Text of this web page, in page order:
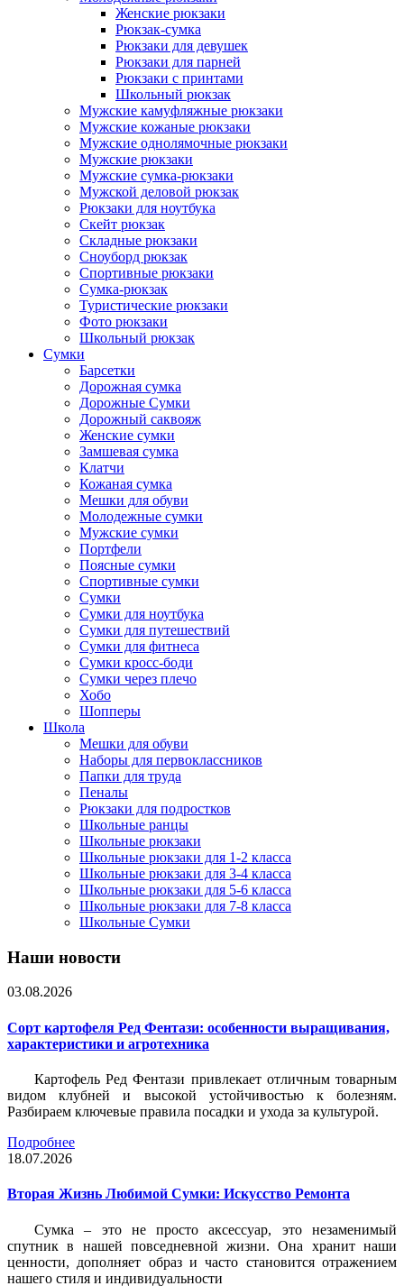
Женские рюкзаки
Рюкзак-сумка
Рюкзаки для девушек
Рюкзаки для парней
Рюкзаки с принтами
Школьный рюкзак
Мужские камуфляжные рюкзаки
Мужские кожаные рюкзаки
Мужские однолямочные рюкзаки
Мужские рюкзаки
Мужские сумка-рюкзаки
Мужской деловой рюкзак
Рюкзаки для ноутбука
Скейт рюкзак
Складные рюкзаки
Сноуборд рюкзак
Спортивные рюкзаки
Сумка-рюкзак
Туристические рюкзаки
Фото рюкзаки
Школьный рюкзак
Сумки
Барсетки
Дорожная сумка
Дорожные Сумки
Дорожный саквояж
Женские сумки
Замшевая сумка
Клатчи
Кожаная сумка
Мешки для обуви
Молодежные сумки
Мужские сумки
Портфели
Поясные сумки
Спортивные сумки
Сумки
Сумки для ноутбука
Сумки для путешествий
Сумки для фитнеса
Сумки кросс-боди
Сумки через плечо
Хобо
Шопперы
Школа
Мешки для обуви
Наборы для первоклассников
Папки для труда
Пеналы
Рюкзаки для подростков
Школьные ранцы
Школьные рюкзаки
Школьные рюкзаки для 1-2 класса
Школьные рюкзаки для 3-4 класса
Школьные рюкзаки для 5-6 класса
Школьные рюкзаки для 7-8 класса
Школьные Сумки
Наши новости
03.08.2026
Сорт картофеля Ред Фентази: особенности выращивания,
характеристики и агротехника
Картофель Ред Фентази привлекает отличным товарным
видом клубней и высокой устойчивостью к болезням.
Разбираем ключевые правила посадки и ухода за культурой.
Подробнее
18.07.2026
Вторая Жизнь Любимой Сумки: Искусство Ремонта
Сумка – это не просто аксессуар, это незаменимый
спутник в нашей повседневной жизни. Она хранит наши
ценности, дополняет образ и часто становится отражением
нашего стиля и индивидуальности